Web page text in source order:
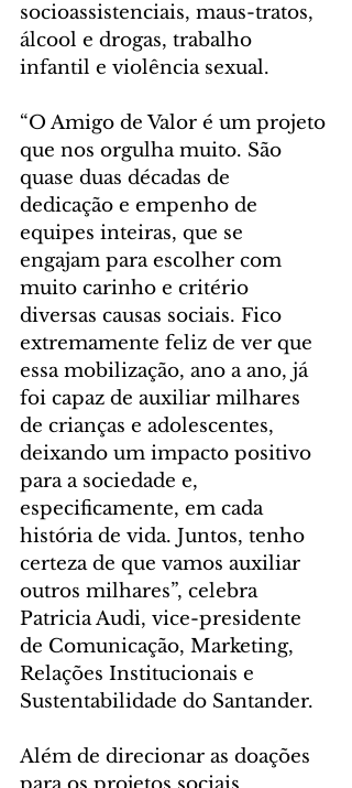
socioassistenciais, maus-tratos,
álcool e drogas, trabalho
infantil e violência sexual.
“O Amigo de Valor é um projeto
que nos orgulha muito. São
quase duas décadas de
dedicação e empenho de
equipes inteiras, que se
engajam para escolher com
muito carinho e critério
diversas causas sociais. Fico
extremamente feliz de ver que
essa mobilização, ano a ano, já
foi capaz de auxiliar milhares
de crianças e adolescentes,
deixando um impacto positivo
para a sociedade e,
especificamente, em cada
história de vida. Juntos, tenho
certeza de que vamos auxiliar
outros milhares”, celebra
Patricia Audi, vice-presidente
de Comunicação, Marketing,
Relações Institucionais e
Sustentabilidade do Santander.
Além de direcionar as doações